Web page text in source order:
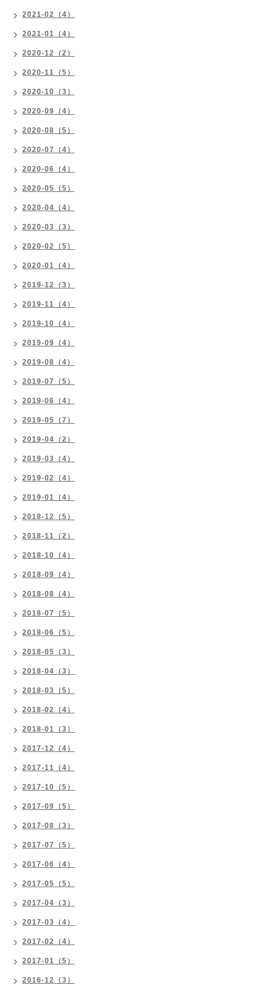
2021-02（4）
2021-01（4）
2020-12（2）
2020-11（5）
2020-10（3）
2020-09（4）
2020-08（5）
2020-07（4）
2020-06（4）
2020-05（5）
2020-04（4）
2020-03（3）
2020-02（5）
2020-01（4）
2019-12（3）
2019-11（4）
2019-10（4）
2019-09（4）
2019-08（4）
2019-07（5）
2019-06（4）
2019-05（7）
2019-04（2）
2019-03（4）
2019-02（4）
2019-01（4）
2018-12（5）
2018-11（2）
2018-10（4）
2018-09（4）
2018-08（4）
2018-07（5）
2018-06（5）
2018-05（3）
2018-04（3）
2018-03（5）
2018-02（4）
2018-01（3）
2017-12（4）
2017-11（4）
2017-10（5）
2017-09（5）
2017-08（3）
2017-07（5）
2017-06（4）
2017-05（5）
2017-04（3）
2017-03（4）
2017-02（4）
2017-01（5）
2016-12（3）